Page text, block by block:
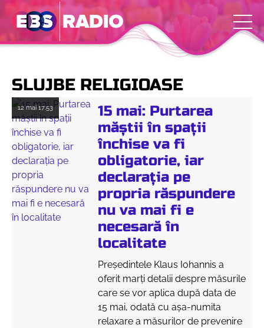
SLUJBE RELIGIOASE
12 mai17:53
15 mai: Purtarea
măștii în spații
închise va fi
obligatorie, iar
declarația pe
propria răspundere
nu va mai fi e
necesară în
localitate
Președintele Klaus Iohannis a
oferit marți detalii despre măsurile
care se vor aplica după data de
15 mai, odată cu așa-numita
relaxare a măsurilor de prevenire